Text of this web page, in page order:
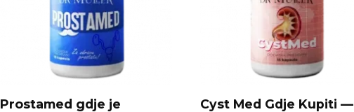
Prostamed gdje je
Cyst Med Gdje Kupiti —